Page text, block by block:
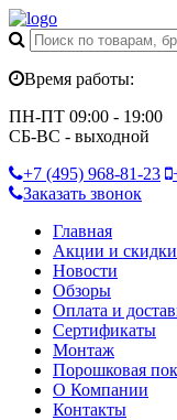
Время работы:
ПН-ПТ 09:00 - 19:00
СБ-ВС - выходной
+7 (495) 968-81-23
Заказать звонок
Главная
Акции и скидки
Новости
Обзоры
Оплата и
Сертификаты
Монтаж
Порошковая
О Компании
Контакты